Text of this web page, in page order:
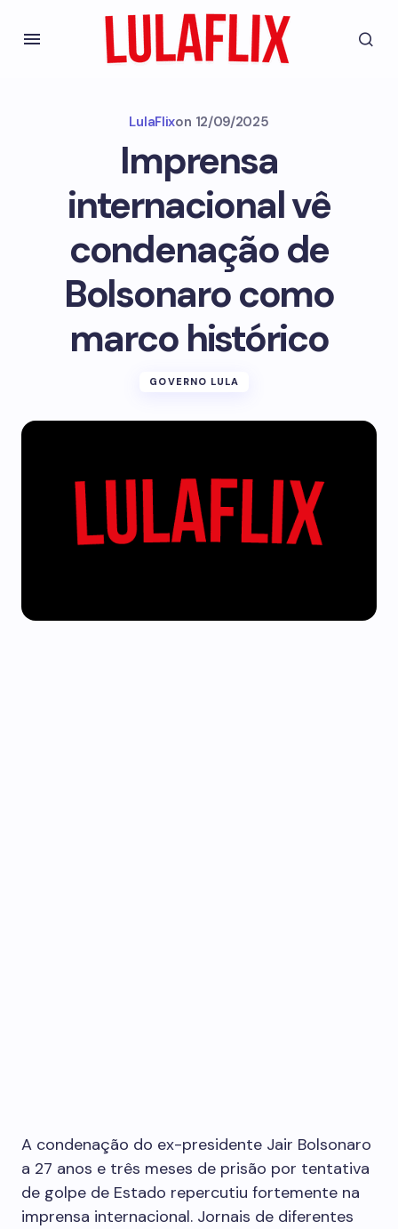
LulaFlixon 12/09/2025
Imprensa
internacional vê
condenação de
Bolsonaro como
marco histórico
GOVERNO LULA
A condenação do ex-presidente Jair Bolsonaro
a 27 anos e três meses de prisão por tentativa
de golpe de Estado repercutiu fortemente na
imprensa internacional. Jornais de diferentes